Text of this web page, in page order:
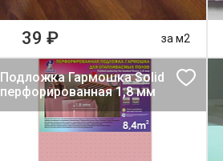
39 ₽ за м2
Подложка Гармошка Solid
перфорированная 1,8 мм